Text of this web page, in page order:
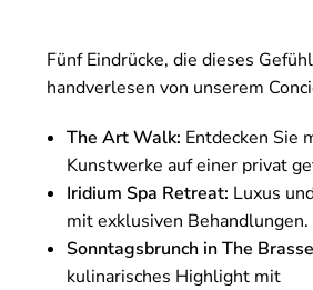
Fünf Eindrücke, die dieses
handverlesen von unserem
The Art Walk: Entdecken Sie
Kunstwerke auf einer privat
Iridium Spa Retreat: Luxus
mit exklusiven Behandlungen.
Sonntagsbrunch in The
kulinarisches Highlight mit